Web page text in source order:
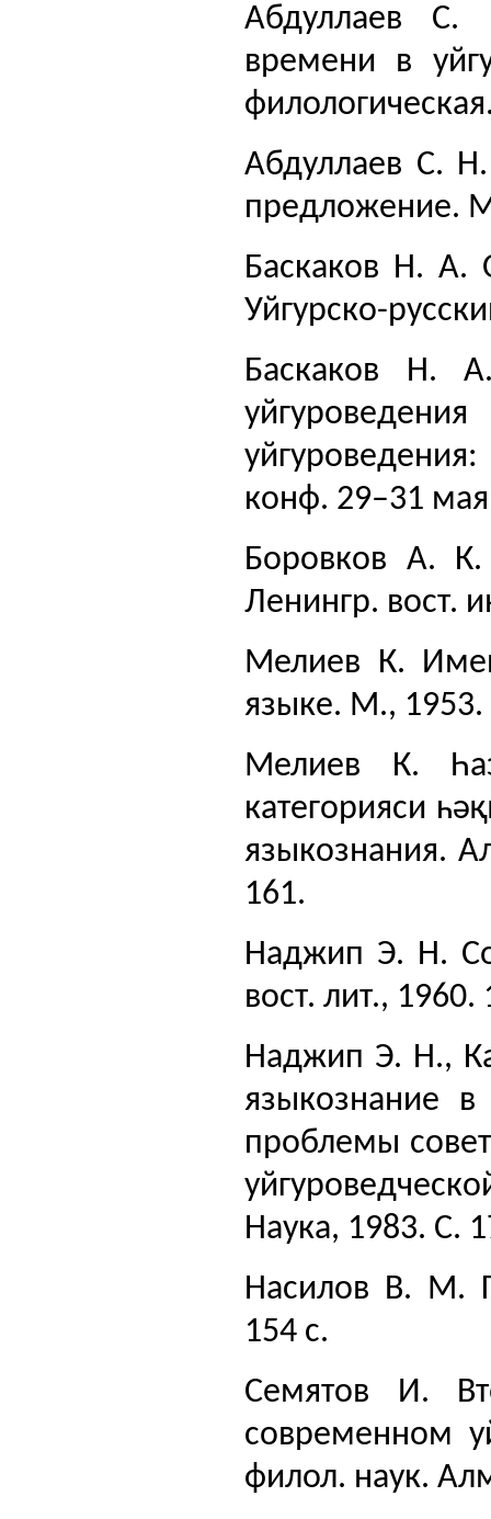
Абдуллаев С.
времени в
Абдуллаев С.
предложение.
Баскаков Н. А.
Уйгурско-
Баскаков Н.
конф. 29–31
Боровков А. К.
Ленингр. вост.
Мелиев К.
языке. М., 1953.
Мелиев К.
категорияси
языкознания.
161.
Наджип Э. Н.
вост. лит., 1960.
Наджип Э. Н.,
языкознание
проблемы
Наука, 1983. С.
Насилов В. М.
154 с.
Семятов И.
современном
филол. наук.